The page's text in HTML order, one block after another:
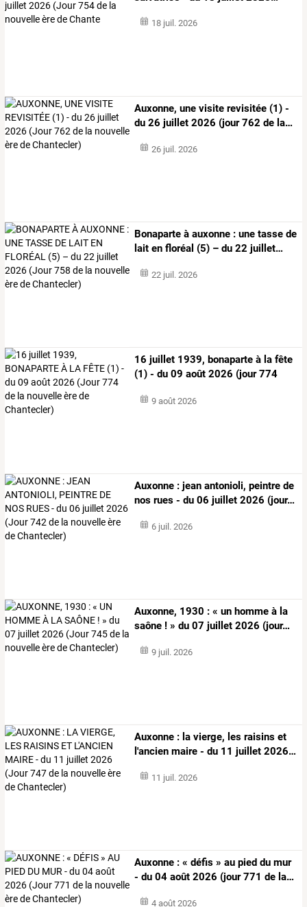
18 juil. 2026
Auxonne, une visite revisitée (1) -
du 26 juillet 2026 (jour762 de la…
26 juil. 2026
Bonaparte à auxonne : une tasse de
lait en floréal (5) – du 22 juillet…
22 juil. 2026
16 juillet 1939, bonaparte à la fête
(1) - du 09 août 2026 (jour774
9 août 2026
Auxonne : jean antonioli, peintre de
nos rues - du 06 juillet 2026 (jour…
6 juil. 2026
Auxonne, 1930 : « un homme à la
saône ! » du 07 juillet 2026 (jour…
9 juil. 2026
Auxonne : la vierge, les raisins et
l'ancien maire - du 11 juillet 2026…
11 juil. 2026
Auxonne : « défis » au pied du mur
- du 04 août 2026 (jour771 de la…
4 août 2026